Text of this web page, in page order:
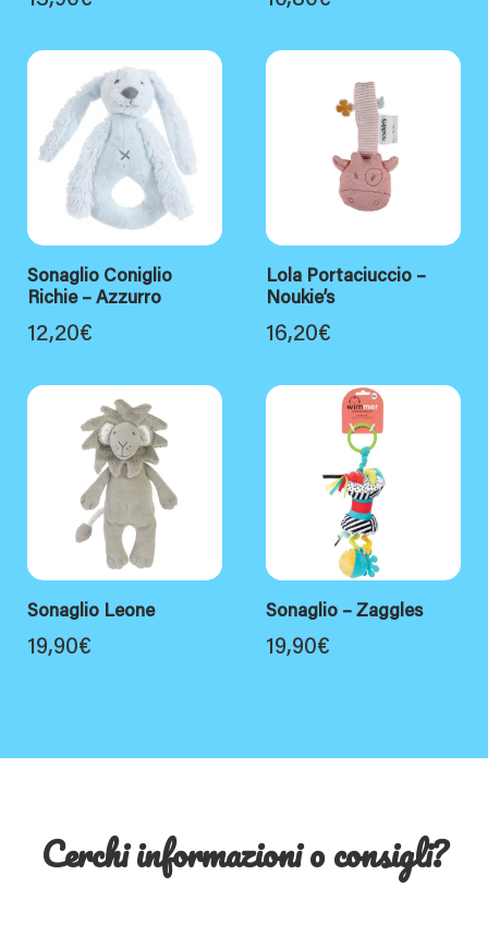
Sonaglio Coniglio
Richie – Azzurro
12,20€
Lola Portaciuccio –
Noukie’s
16,20€
Sonaglio Leone
19,90€
Sonaglio – Zaggles
19,90€
Cerchi informazioni o consigli?